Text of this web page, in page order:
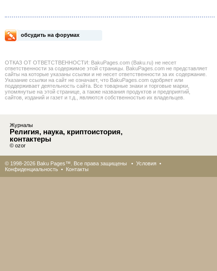
обсудить на форумах
ОТКАЗ ОТ ОТВЕТСТВЕННОСТИ: BakuPages.com (Baku.ru) не несет
ответственности за содержимое этой страницы. BakuPages.com не представляет
сайты на которые указаны ссылки и не несет ответственности за их содержание.
Указание ссылки на сайт не означает, что BakuPages.com одобряет или
поддерживает деятельность сайта. Все товарные знаки и торговые марки,
упомянутые на этой странице, а также названия продуктов и предприятий,
сайтов, изданий и газет и т.д., являются собственностью их владельцев.
Журналы
Религия, наука, криптоистория,
контактеры
© ozor
© 1998-2026 Baku Pages™. Все права защищены • Условия •
Конфиденциальность • Контакты